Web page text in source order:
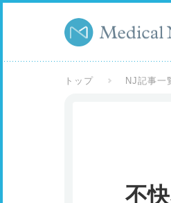
トップ NJ記事一
不